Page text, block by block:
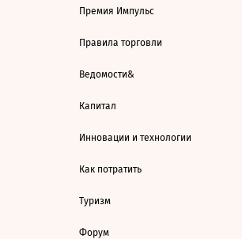
Премия Импульс
Правила торговли
Ведомости&
Капитал
Инновации и технологии
Как потратить
Туризм
Форум